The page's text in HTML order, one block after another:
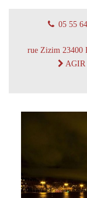
05 55
rue Zizim 23400
AGIR